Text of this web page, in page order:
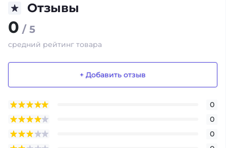
Отзывы
0 / 5
средний рейтинг товара
+ Добавить отзыв
0
0
0